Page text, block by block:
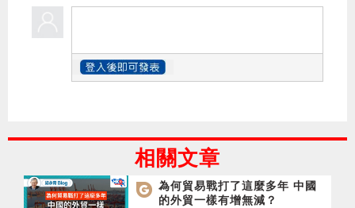
相關文章
為何貿易戰打了這麼多年 中國
的外貿一樣有增無減？